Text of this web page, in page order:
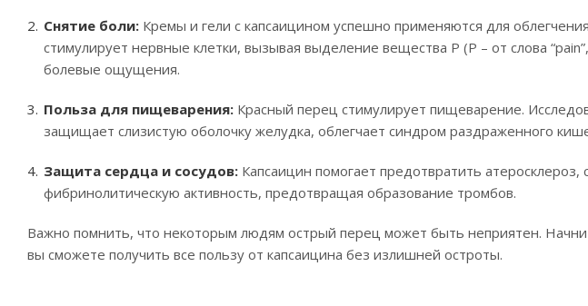
Снятие боли: Кремы и гели с капсаицином успешно применяются для
стимулирует нервные клетки, вызывая выделение вещества Р (P – от слова
болевые ощущения.
Польза для пищеварения: Красный перец стимулирует пищеварение.
защищает слизистую оболочку желудка, облегчает синдром раздраженного
Защита сердца и сосудов: Капсаицин помогает предотвратить
фибринолитическую активность, предотвращая образование тромбов.
Важно помнить, что некоторым людям острый перец может быть неприятен.
вы сможете получить все пользу от капсаицина без излишней остроты.